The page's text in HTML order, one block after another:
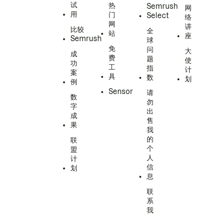
试
用
比较
Semrush
成
功
案
例
数
字
成
果
联
盟
计
划
热
门
网
站
免
费
工
具
Sensor
Semrush
Select
全
球
问
题
指
数
请
勿
出
售
我
的
个
人
信
息
联
系
我
网
络
讲
座
大
使
计
划